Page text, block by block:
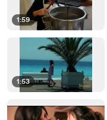
1:59
1:53